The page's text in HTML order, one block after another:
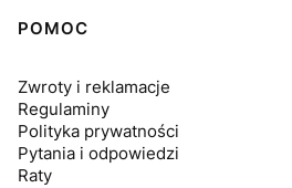
Linki w stopce
POMOC
Zwroty i reklamacje
Regulaminy
Polityka prywatności
Pytania i odpowiedzi
Raty